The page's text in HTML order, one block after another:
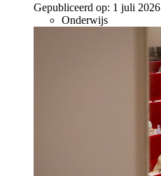
Gepubliceerd op: 1 juli 2026
Onderwijs